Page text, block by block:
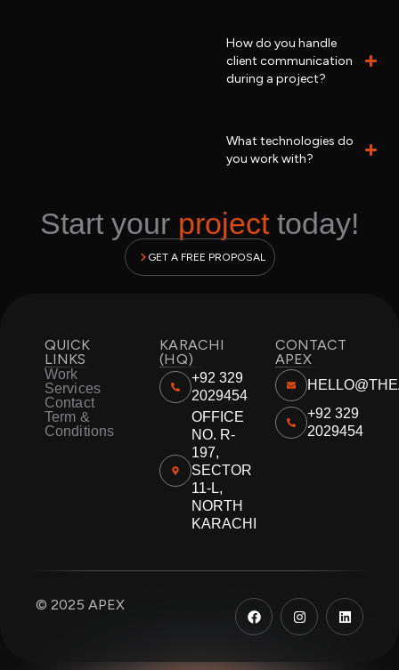
How do you handle
client communication
during a project?
What technologies do
you work with?
Start your projecttoday!
GET A FREE PROPOSAL
QUICK
LINKS
Work
Services
Contact
Term &
Conditions
KARACHI
(HQ)
+92 329
2029454
OFFICE
NO. R-
197,
SECTOR
11-L,
NORTH
KARACHI
CONTACT
APEX
+92 329
2029454
© 2025 APEX
F
a
c
I
n
s
L
i
n